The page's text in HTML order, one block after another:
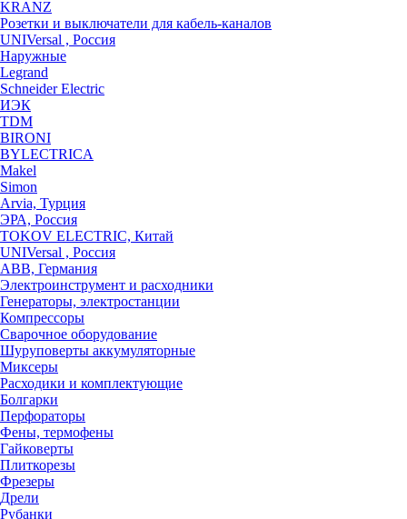
KRANZ
Розетки и выключатели для кабель-каналов
UNIVersal , Россия
Наружные
Legrand
Schneider Electric
ИЭК
TDM
BIRONI
BYLECTRICA
Makel
Simon
Arvia, Турция
ЭРА, Россия
TOKOV ELECTRIC, Китай
UNIVersal , Россия
ABB, Германия
Электроинструмент и расходники
Генераторы, электростанции
Компрессоры
Сварочное оборудование
Шуруповерты аккумуляторные
Миксеры
Расходики и комплектующие
Болгарки
Перфораторы
Фены, термофены
Гайковерты
Плиткорезы
Фрезеры
Дрели
Рубанки